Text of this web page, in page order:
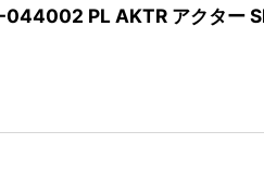
PL AKTR アクター